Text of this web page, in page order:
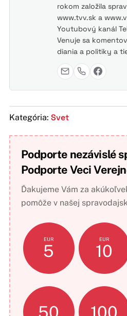
rokom založila
www.tvv.sk a
Youtubový kanál
Venuje sa
diania a politiky a
Kategória: Svet
Podporte nezávislé
Podporte Veci
Ďakujeme Vám za
pomôže v našej
EUR
5
EUR
10
50 100